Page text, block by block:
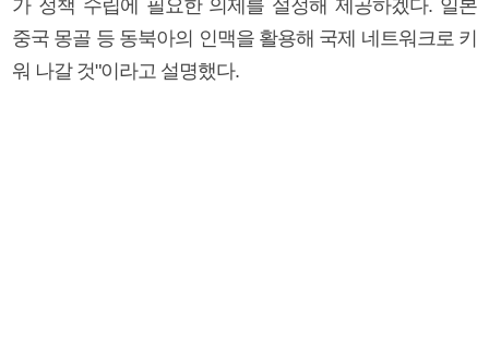
가 정책 수립에 필요한 의제를 설정해 제공하겠다. 일본
중국 몽골 등 동북아의 인맥을 활용해 국제 네트워크로 키
워 나갈 것"이라고 설명했다.